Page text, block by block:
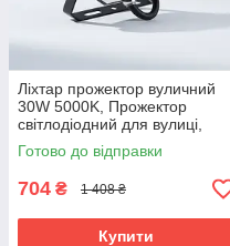
Ліхтар прожектор вуличний
30W 5000K, Прожектор
світлодіодний для вулиці,
Накладний прожектор
зовнішній, RYH
Готово до відправки
704 ₴ 1 408 ₴
Купити